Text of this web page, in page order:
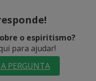
o espiritismo?
para ajudar!
PERGUNTA